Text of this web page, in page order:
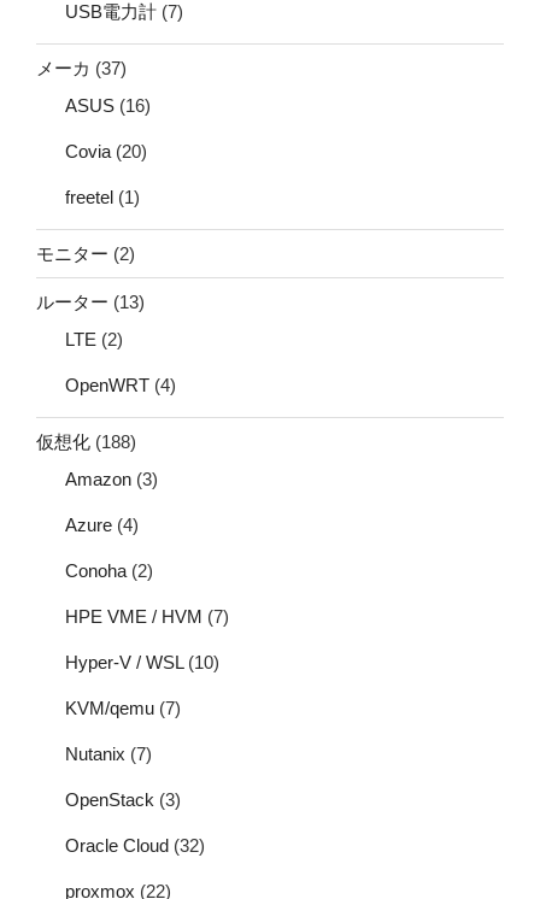
USB電力計 (7)
メーカ (37)
ASUS (16)
Covia (20)
freetel (1)
モニター (2)
ルーター (13)
LTE (2)
OpenWRT (4)
仮想化 (188)
Amazon (3)
Azure (4)
Conoha (2)
HPE VME / HVM (7)
Hyper-V / WSL(10)
KVM/qemu (7)
Nutanix (7)
OpenStack (3)
Oracle Cloud (32)
proxmox (22)